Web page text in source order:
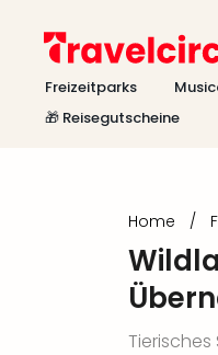
Freizeitparks
🎁 Reisegutscheine
Home /